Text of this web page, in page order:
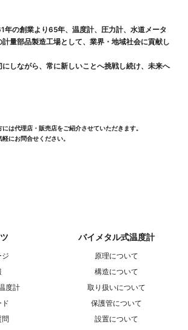
年の創業より65年、温度計、圧力計、水道メータ
量部品製造工場として、業界・地域社会に貢献し
しながら、常に新しいことへ挑戦し続け、未来へ
は代理店・販売店をご紹介させていただきます。
にお問合せください。
ジ
度計
ド
問
バイメタル式温度計
原理について
構造について
取り扱いについて
保護管について
設置について